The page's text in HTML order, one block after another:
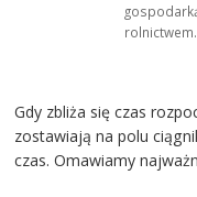
rolnictwem.
Gdy zbliża się czas
zostawiają na polu
czas. Omawiamy